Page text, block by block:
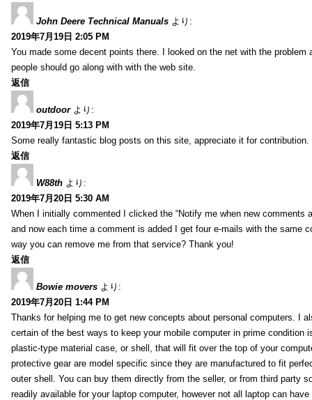
John Deere Technical Manuals より:
2019年7月19日 2:05 PM
You made some decent points there. I looked on the net with the problem
people should go along with with the web site.
返信
outdoor より:
2019年7月19日 5:13 PM
Some really fantastic blog posts on this site, appreciate it for contribution.
返信
W88th より:
2019年7月20日 5:30 AM
When I initially commented I clicked the “Notify me when new comments
and now each time a comment is added I get four e-mails with the same
way you can remove me from that service? Thank you!
返信
Bowie movers より:
2019年7月20日 1:44 PM
Thanks for helping me to get new concepts about personal computers. I
certain of the best ways to keep your mobile computer in prime condition
plastic-type material case, or shell, that will fit over the top of your
protective gear are model specific since they are manufactured to fit
outer shell. You can buy them directly from the seller, or from third party
readily available for your laptop computer, however not all laptop can